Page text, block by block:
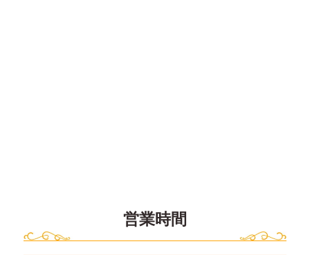
営業時間